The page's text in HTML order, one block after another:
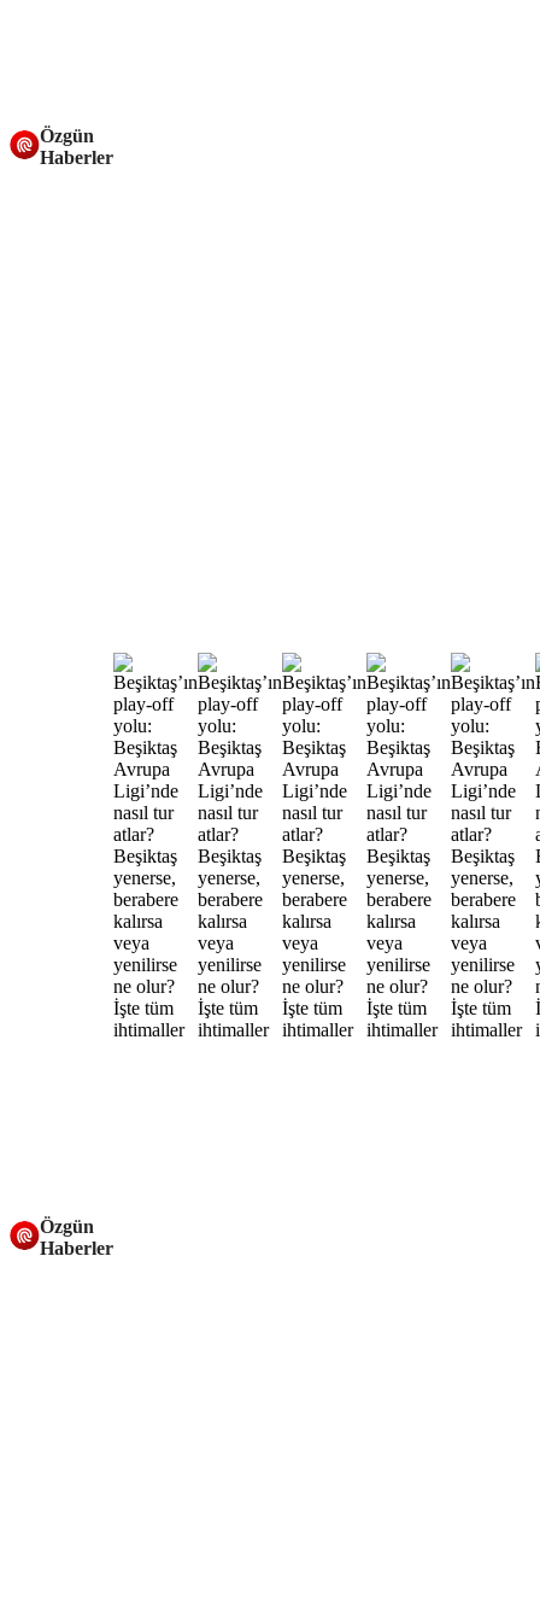
Özgün
Haberler
Özgün
Haberler